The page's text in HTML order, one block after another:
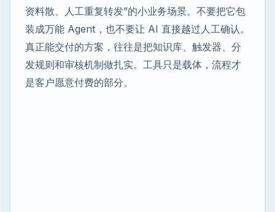
资料散、人工重复转发”的小业务场景。不要把它包
装成万能 Agent，也不要让 AI 直接越过人工确认。
真正能交付的方案，往往是把知识库、触发器、分
发规则和审核机制做扎实。工具只是载体，流程才
是客户愿意付费的部分。